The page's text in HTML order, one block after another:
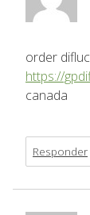
order
https://
canada
Responder